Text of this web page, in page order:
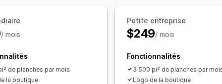
Impression
/ mois
de planches par mois
la boutique
Petite entreprise
$249/ mois
Fonctionnalités
3 500 pi² de planches par
Logo de la boutique